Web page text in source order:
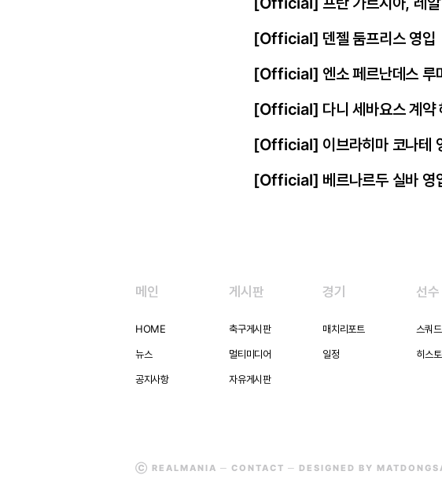
[Official] 덴젤 둠프리스 영입
[Official] 엔소 페르난데스 루
[Official] 다니 세바요스 계약
[Official] 이브라히마 코나테
[Official] 베르나르두 실바 영
메인
HOME
뉴스
공지사항
게시판
축구게시판
멀티미디어
자유게시판
경기
매치리포트
일정
선수
스쿼드
히스
Ⓒ REALMANIA ─ CONTACT ─ DESIGNED BY